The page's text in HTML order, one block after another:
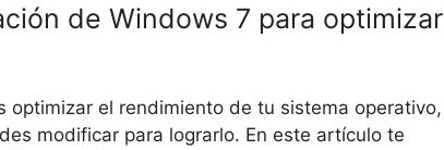
de Windows 7 para optimizar
optimizar el rendimiento de tu sistema operativo,
modificar para lograrlo. En este artículo te